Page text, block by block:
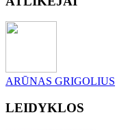
ARŪNAS GRIGOLIUS
LEIDYKLOS